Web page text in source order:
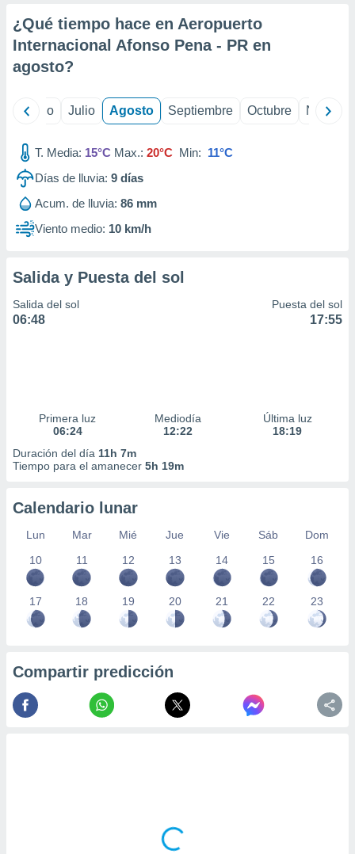
e
publicidad
¿Qué tiempo hace en Aeropuerto
Internacional Afonso Pena - PR en
agosto?
Junio Julio Agosto Septiembre Octubre
T. Media: 15°C Max.: 20°C Min: 11°C
Días de lluvia: 9 días
Acum. de lluvia: 86 mm
Viento medio: 10 km/h
Salida y Puesta del sol
Salida del sol
06:48
Puesta del sol
17:55
Primera luz
06:24
Mediodía
12:22
Última luz
18:19
Duración del día 11h 7m
Tiempo para el amanecer 5h 19m
Calendario lunar
Lun Mar Mié Jue Vie Sáb
Dom
10
11 12 13 14 15 16
17 18 19 20 21 22 23
Compartir predicción